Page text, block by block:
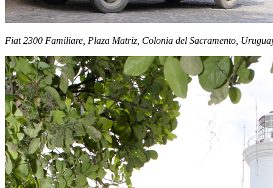
Fiat 2300 Familiare, Plaza Matriz, Colonia del Sacramento,